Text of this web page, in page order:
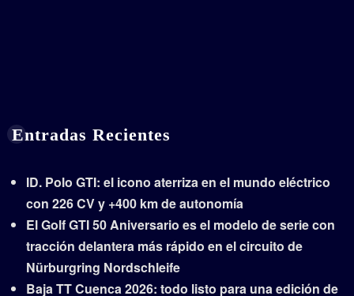
Entradas Recientes
ID. Polo GTI: el icono aterriza en el mundo eléctrico
con 226 CV y +400 km de autonomía
El Golf GTI 50 Aniversario es el modelo de serie con
tracción delantera más rápido en el circuito de
Nürburgring Nordschleife
Baja TT Cuenca 2026: todo listo para una edición de